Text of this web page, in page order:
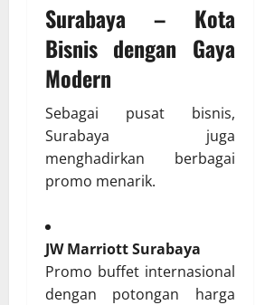
Surabaya – Kota
Bisnis dengan Gaya
Modern
Sebagai pusat bisnis,
Surabaya juga
menghadirkan berbagai
promo menarik.
JW Marriott Surabaya
Promo buffet internasional
dengan potongan harga